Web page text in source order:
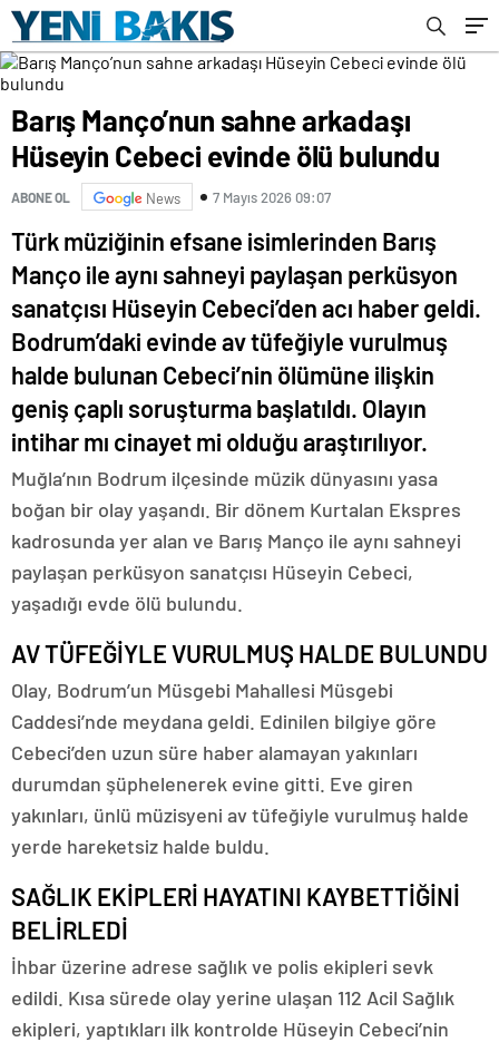
Barış Manço’nun sahne arkadaşı
Hüseyin Cebeci evinde ölü bulundu
ABONE OL News 7 Mayıs 2026 09:07
Türk müziğinin efsane isimlerinden Barış
Manço ile aynı sahneyi paylaşan perküsyon
sanatçısı Hüseyin Cebeci’den acı haber geldi.
Bodrum’daki evinde av tüfeğiyle vurulmuş
halde bulunan Cebeci’nin ölümüne ilişkin
geniş çaplı soruşturma başlatıldı. Olayın
intihar mı cinayet mi olduğu araştırılıyor.
Muğla’nın Bodrum ilçesinde müzik dünyasını yasa
boğan bir olay yaşandı. Bir dönem Kurtalan Ekspres
kadrosunda yer alan ve Barış Manço ile aynı sahneyi
paylaşan perküsyon sanatçısı Hüseyin Cebeci,
yaşadığı evde ölü bulundu.
AV TÜFEĞİYLE VURULMUŞ HALDE BULUNDU
Olay, Bodrum’un Müsgebi Mahallesi Müsgebi
Caddesi’nde meydana geldi. Edinilen bilgiye göre
Cebeci’den uzun süre haber alamayan yakınları
durumdan şüphelenerek evine gitti. Eve giren
yakınları, ünlü müzisyeni av tüfeğiyle vurulmuş halde
yerde hareketsiz halde buldu.
SAĞLIK EKİPLERİ HAYATINI KAYBETTİĞİNİ
BELİRLEDİ
İhbar üzerine adrese sağlık ve polis ekipleri sevk
edildi. Kısa sürede olay yerine ulaşan 112 Acil Sağlık
ekipleri, yaptıkları ilk kontrolde Hüseyin Cebeci’nin